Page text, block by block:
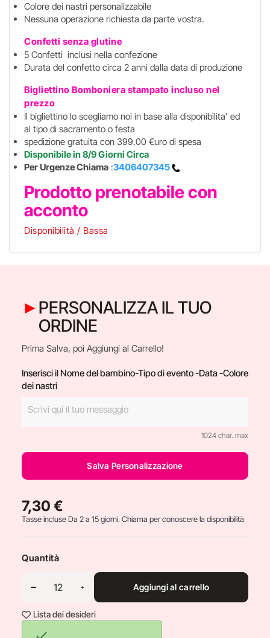
Colore dei nastri personalizzabile
Nessuna operazione richiesta da parte vostra.
Confetti senza glutine
5 Confetti inclusi nella confezione
Durata del confetto circa 2 anni dalla data di produzione
Bigliettino Bomboniera stampato incluso nel
prezzo
Il bigliettino lo scegliamo noi in base alla disponibilita' ed
al tipo di sacramento o festa
spedizione gratuita con 399.00 €uro di spesa
Disponibile in 8/9 Giorni Circa
Per Urgenze Chiama :3406407345
Prodotto prenotabile con
acconto
Disponibilità / Bassa
PERSONALIZZA IL TUO
ORDINE
Prima Salva, poi Aggiungi al Carrello!
Inserisci il Nome del bambino-Tipo di evento -Data -Colore
dei nastri
1024 char. max
Salva Personalizzazione
7,30 €
Tasse incluseDa 2 a 15 giorni. Chiama per conoscere la disponibilità
Quantità
Aggiungi al carrello
Lista dei desideri